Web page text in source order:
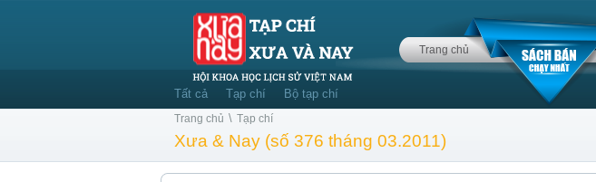
Trang chủ
Tất cả Tạp chí Bộ tạp chí
Trang chủ \ Tạp chí
Xưa & Nay (số 376 tháng 03.2011)